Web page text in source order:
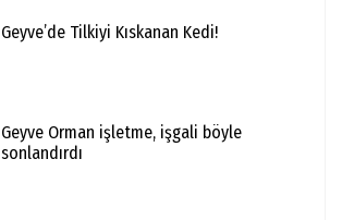
Geyve’de Tilkiyi Kıskanan Kedi!
Geyve Orman işletme, işgali böyle
sonlandırdı